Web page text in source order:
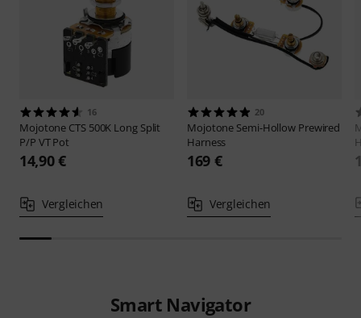
16
Mojotone CTS 500K Long Split
P/P VT Pot
14,90 €
Vergleichen
20
Mojotone Semi-Hollow Prewired
Harness
169 €
Vergleichen
Smart Navigator